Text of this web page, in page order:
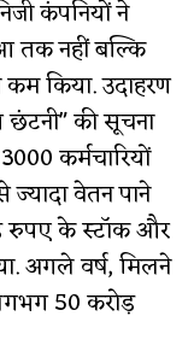
कंपनियों ने
तक नहीं बल्कि
किया. उदाहरण
की सूचना
कर्मचारियों
वेतन पाने
रुपए के स्टॉक और
अगले वर्ष, मिलने
50 करोड़